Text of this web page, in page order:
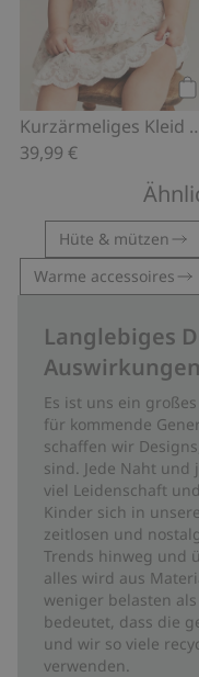
Kurzärmeliges
39,99 €
Hüte & mützen
Warme accessoires
Langlebiges
Es ist uns ein
für kommende
schaffen wir
sind. Jede Naht und
viel Leidenschaft
Kinder sich in
zeitlosen und
Trends hinweg und
alles wird aus
weniger belasten
bedeutet, dass die
und wir so viele
verwenden.